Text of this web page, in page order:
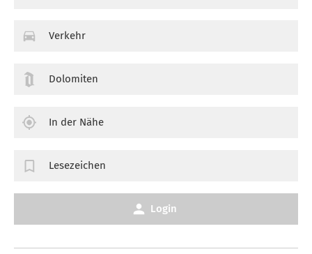
Verkehr
Dolomiten
In der Nähe
Lesezeichen
Login